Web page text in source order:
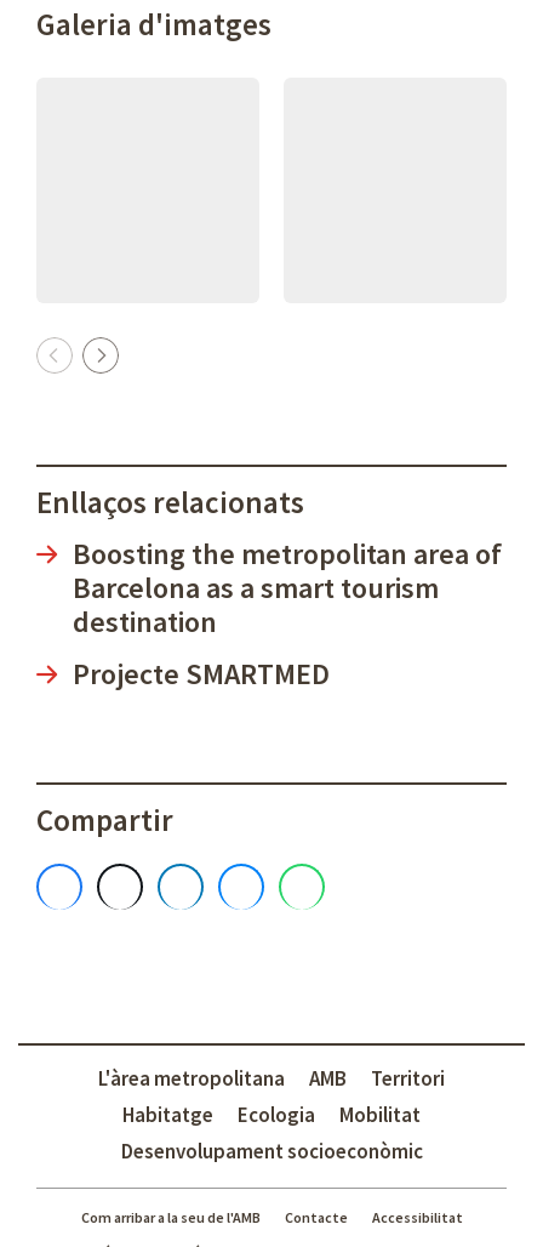
Galeria d'imatges
Previous
Next
Enllaços relacionats
Boosting the metropolitan area of
Barcelona as a smart tourism
destination
Projecte SMARTMED
Compartir
L'àrea metropolitana AMB
Territori
Habitatge
Ecologia
Mobilitat
Desenvolupament socioeconòmic
Com arribar a la seu de l'AMB Contacte
Accessibilitat